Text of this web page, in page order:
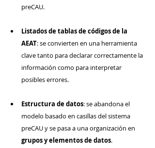
preCAU.
Listados de tablas de códigos de la
AEAT: se convierten en una herramienta
clave tanto para declarar correctamente la
información como para interpretar
posibles errores.
Estructura de datos: se abandona el
modelo basado en casillas del sistema
preCAU y se pasa a una organización en
grupos y elementos de datos.